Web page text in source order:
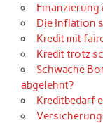
Finanzierung
Die Inflation
Kredit mit
Kredit trotz
Schwache
abgelehnt?
Kreditbedarf